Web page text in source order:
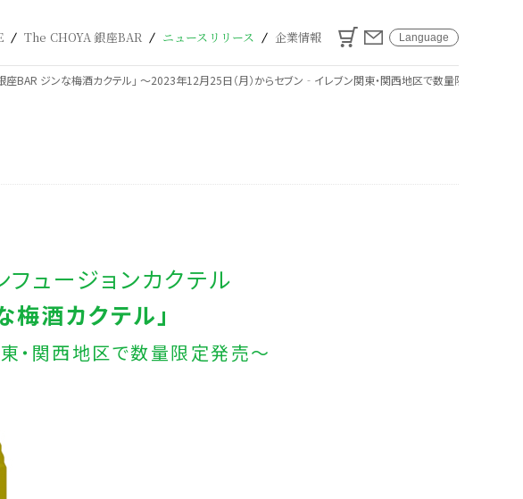
The CHOYA 銀座BAR ニュースリリース 企業情報 カート お問い合わせ
Language
BAR ジンな梅酒カクテル」 ～2023年12月25日（月）からセブン‐イレブン関東・関西地区で数量限定発売～
ュージョンカクテル
酒カクテル」
・関西地区で数量限定発売～